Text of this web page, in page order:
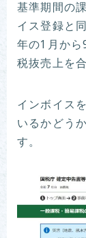
基準期間の
イス登録と
年の1月か
税抜売上を
インボイス
いるかどう
す。